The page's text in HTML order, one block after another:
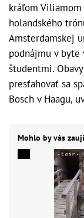
kráľom Viliamom
holandského
Amsterdamskej
podnájmu v byte
študentmi.
presťahovať sa
Bosch v Haagu,
Mohlo by vás